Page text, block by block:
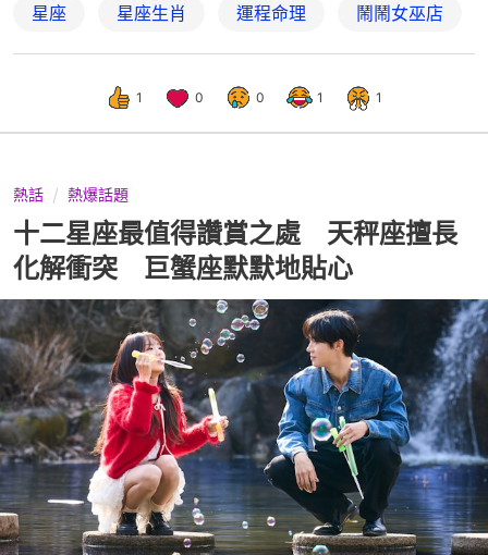
星座 星座生肖 運程命理 鬧鬧女巫店
1 0 0 1 1
熱話 熱爆話題
十二星座最值得讚賞之處 天秤座擅長
化解衝突 巨蟹座默默地貼心